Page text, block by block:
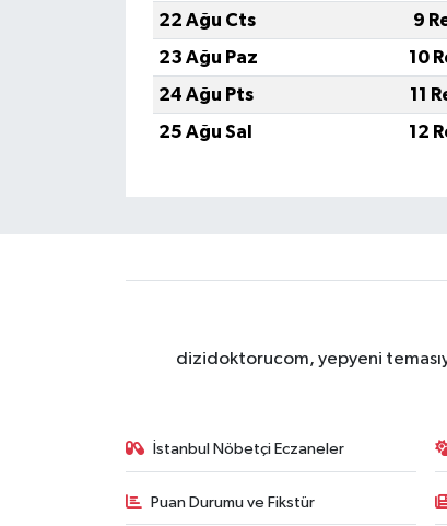
22 Ağu Cts
9
23 Ağu Paz
10
24 Ağu Pts
11
25 Ağu Sal
12
dizidoktorucom, yepyeni
İstanbul Nöbetçi Eczaneler
Puan Durumu ve Fikstür